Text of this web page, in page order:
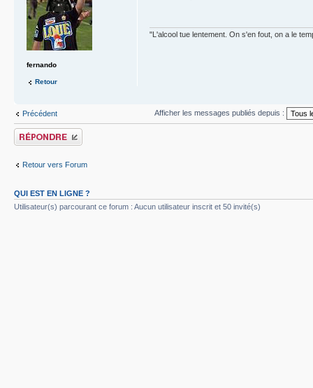
"L'alcool tue lentement. On s'en fout, on a le
fernando
Retour
Précédent Afficher les messages publiés depuis :
Publier une réponse
Retour vers Forum
QUI EST EN LIGNE ?
Utilisateur(s) parcourant ce forum : Aucun utilisateur inscrit et 50 invité(s)